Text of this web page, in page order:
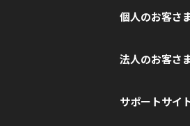
個人のお客さ
法人のお客さ
サポートサイ